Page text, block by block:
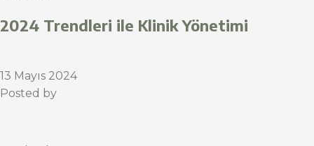
2024 Trendleri ile Klinik Yönetimi
13 Mayıs 2024
Posted by